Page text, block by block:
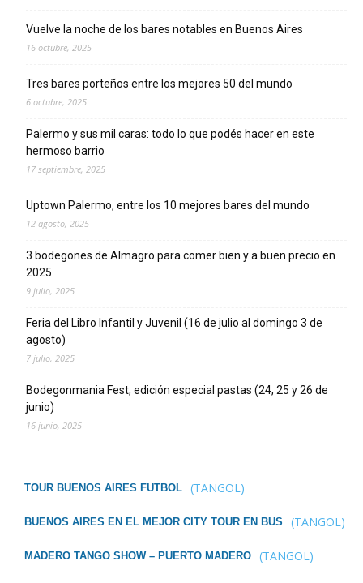
Vuelve la noche de los bares notables en Buenos Aires
16 octubre, 2025
Tres bares porteños entre los mejores 50 del mundo
6 octubre, 2025
Palermo y sus mil caras: todo lo que podés hacer en este
hermoso barrio
17 septiembre, 2025
Uptown Palermo, entre los 10 mejores bares del mundo
12 agosto, 2025
3 bodegones de Almagro para comer bien y a buen precio en
2025
9 julio, 2025
Feria del Libro Infantil y Juvenil (16 de julio al domingo 3 de
agosto)
7 julio, 2025
Bodegonmania Fest, edición especial pastas (24, 25 y 26 de
junio)
16 junio, 2025
TOUR BUENOS AIRES FUTBOL (TANGOL)
BUENOS AIRES EN EL MEJOR CITY TOUR EN BUS (TANGOL)
MADERO TANGO SHOW – PUERTO MADERO (TANGOL)